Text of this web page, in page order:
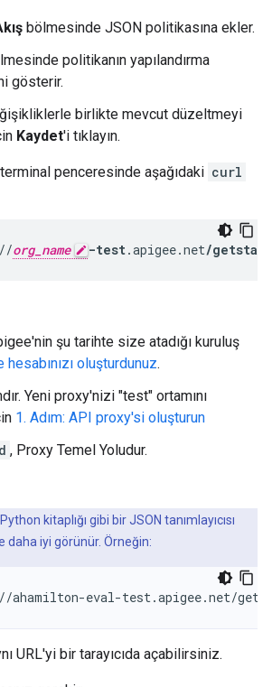
bölmesinde JSON politikasına ekler.
politikanın yapılandırma
gösterir.
birlikte mevcut düzeltmeyi
Kaydet'i tıklayın.
penceresinde aşağıdaki curl
org_name -test.apigee.net/
şu tarihte size atadığı kuruluş
hesabınızı oluşturdunuz.
Yeni proxy'nizi "test" ortamını
1. Adım: API proxy'si oluşturun
, Proxy Temel Yoludur.
kitaplığı gibi bir JSON tanımlayıcısı
daha iyi görünür. Örneğin:
eval-test.apigee.net/
URL'yi bir tarayıcıda açabilirsiniz.